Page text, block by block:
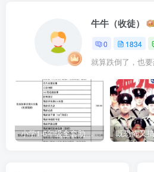
牛牛（收徒）
0 1834
就算跌倒了，也
小学1-6年级全套助学资源包（9000GB）(超值的精品资源-会员也需单独购买哦)